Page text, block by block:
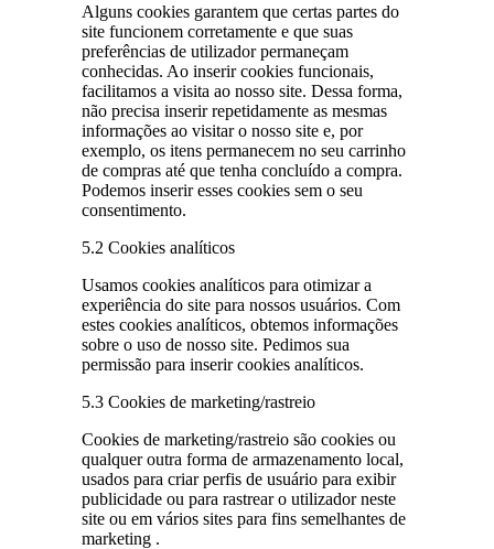
Alguns cookies garantem que certas partes do
site funcionem corretamente e que suas
preferências de utilizador permaneçam
conhecidas. Ao inserir cookies funcionais,
facilitamos a visita ao nosso site. Dessa forma,
não precisa inserir repetidamente as mesmas
informações ao visitar o nosso site e, por
exemplo, os itens permanecem no seu carrinho
de compras até que tenha concluído a compra.
Podemos inserir esses cookies sem o seu
consentimento.
5.2 Cookies analíticos
Usamos cookies analíticos para otimizar a
experiência do site para nossos usuários. Com
estes cookies analíticos, obtemos informações
sobre o uso de nosso site. Pedimos sua
permissão para inserir cookies analíticos.
5.3 Cookies de marketing/rastreio
Cookies de marketing/rastreio são cookies ou
qualquer outra forma de armazenamento local,
usados para criar perfis de usuário para exibir
publicidade ou para rastrear o utilizador neste
site ou em vários sites para fins semelhantes de
marketing .